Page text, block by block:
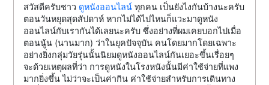
สวัสดีครับชาว ดูหนังออนไลน์ ทุกคน เป็นยังไงกันบ้างนะครับ
ตอนวันหยุดสุดสัปดาห์ หากไม่ได้ไปไหนก็แวะมาดูหนัง
ออนไลน์กับเรากันได้เลยนะครับ ซึ่งอย่างที่ผมเคยบอกไปเมื่อ
ตอนนู้น (นานมาก) ว่าในยุคปัจจุบัน คนโดยมากโดยเฉพาะ
อย่างยิ่งกลุ่มวัยรุ่นนั้นนิยมดูหนังออนไลน์กันเยอะขึ้นเรื่อยๆ
จะด้วยเหตุผลที่ว่า การดูหนังในโรงหนังนั้นมีค่าใช้จ่ายที่แพง
มากยิ่งขึ้น ไม่ว่าจะเป็นค่ากิน ค่าใช้จ่ายสำหรับการเดินทาง